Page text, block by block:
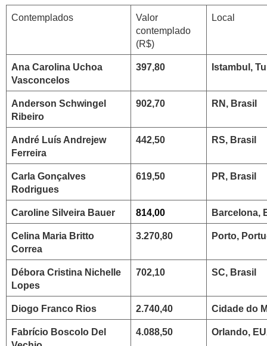
Contemplados
Valor
contemplado
(R$)
Local
Ana Carolina Uchoa
Vasconcelos
397,80 Istambul,
Anderson Schwingel
Ribeiro
902,70 RN, Brasil
André Luís Andrejew
Ferreira
442,50 RS, Brasil
Carla Gonçalves
Rodrigues
619,50 PR, Brasil
Caroline Silveira Bauer 814,00 Barcelona,
Celina Maria Britto
Correa
3.270,80 Porto,
Débora Cristina Nichelle
Lopes
702,10 SC, Brasil
Diogo Franco Rios 2.740,40 Cidade do
Fabrício Boscolo Del
4.088,50 Orlando,